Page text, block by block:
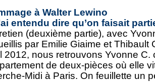
à Walter Lewino
entendu dire qu’on faisait
(deuxième partie), avec
par Emilie Giaime et Thibault
2012, nous retrouvons Yvonne C.
de deux-pièces où elle
Midi à Paris. On feuillette un